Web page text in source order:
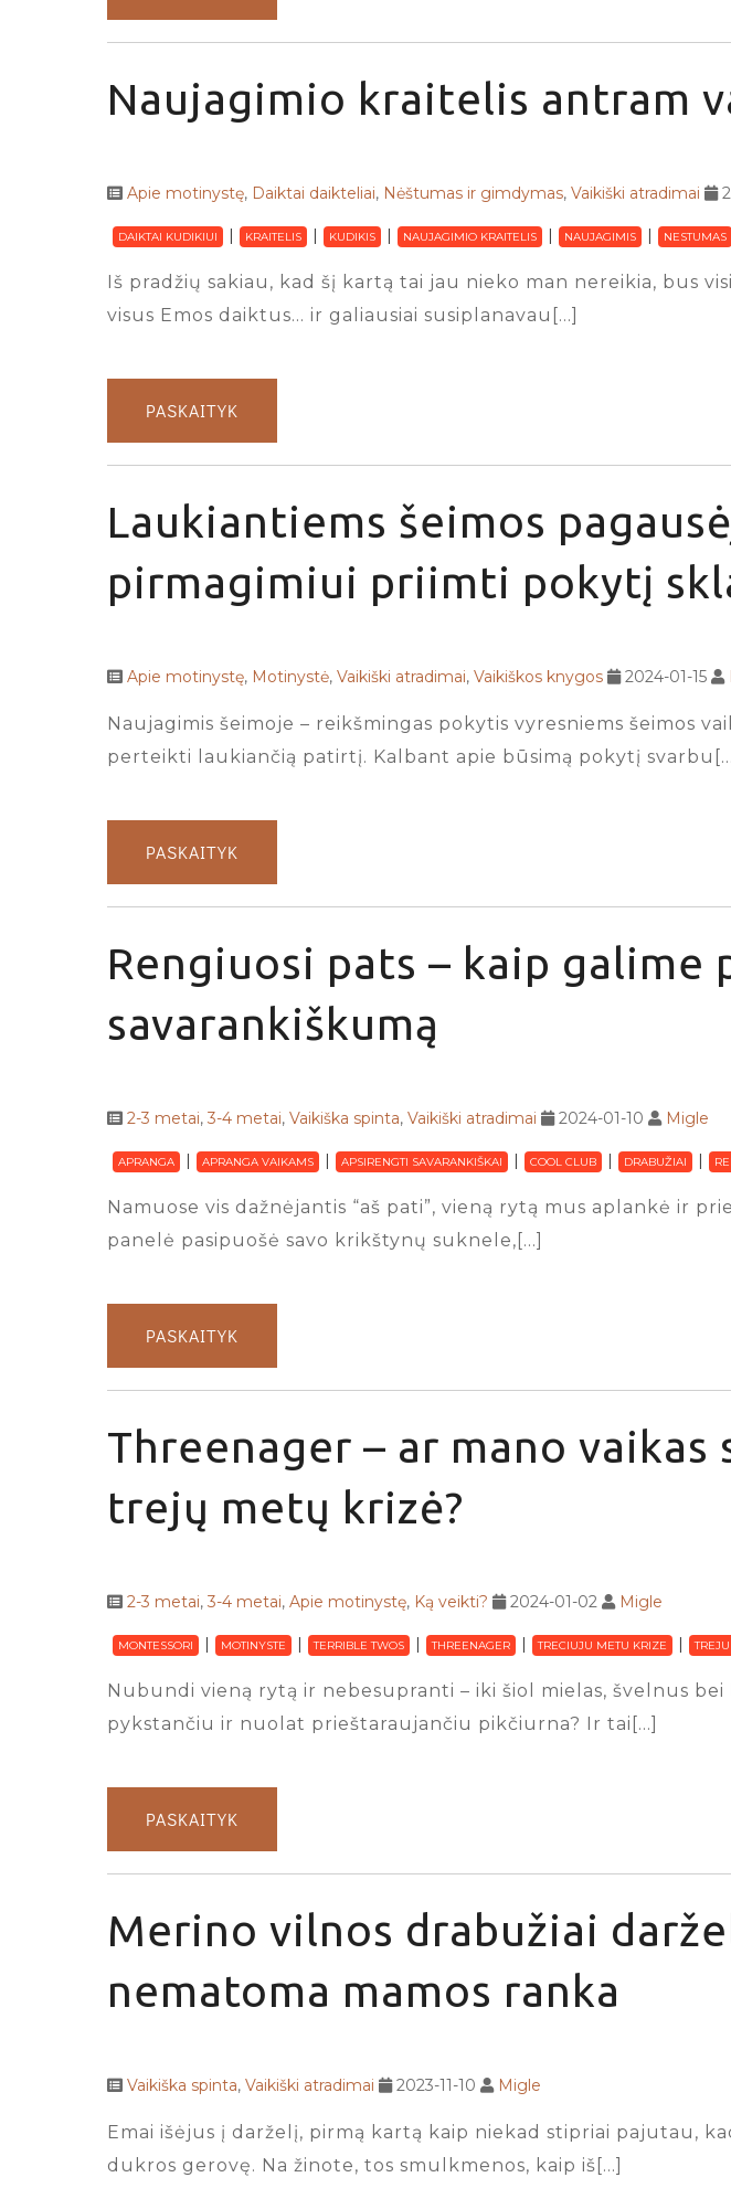
Naujagimio kraitelis antram
Apie motinystę, Daiktai daikteliai, Nėštumas ir gimdymas, Vaikiški atradimai
DAIKTAI KUDIKIUI KRAITELIS KUDIKIS NAUJAGIMIO KRAITELIS NAUJAGIMIS NESTUMAS
Iš pradžių sakiau, kad šį kartą tai jau nieko man nereikia, bus
visus Emos daiktus… ir galiausiai susiplanavau[…]
PASKAITYK
Laukiantiems šeimos
pirmagimiui priimti pokytį
Apie motinystę, Motinystė, Vaikiški atradimai, Vaikiškos knygos 2024-01-15
Naujagimis šeimoje – reikšmingas pokytis vyresniems šeimos
perteikti laukiančią patirtį. Kalbant apie būsimą pokytį
PASKAITYK
Rengiuosi pats – kaip galime
savarankiškumą
2-3 metai, 3-4 metai, Vaikiška spinta, Vaikiški atradimai 2024-01-10 Migle
APRANGA APRANGA VAIKAMS APSIRENGTI SAVARANKIŠKAI COOL CLUB DRABUŽIAI
Namuose vis dažnėjantis “aš pati”, vieną rytą mus aplankė ir
panelė pasipuošė savo krikštynų suknele,[…]
PASKAITYK
Threenager – ar mano vaikas
trejų metų krizė?
2-3 metai, 3-4 metai, Apie motinystę, Ką veikti? 2024-01-02 Migle
MONTESSORI MOTINYSTE TERRIBLE TWOS THREENAGER TRECIUJU METU KRIZE
Nubundi vieną rytą ir nebesupranti – iki šiol mielas, švelnus
pykstančiu ir nuolat prieštaraujančiu pikčiurna? Ir tai[…]
PASKAITYK
Merino vilnos drabužiai
nematoma mamos ranka
Vaikiška spinta, Vaikiški atradimai 2023-11-10 Migle
Emai išėjus į darželį, pirmą kartą kaip niekad stipriai pajutau,
dukros gerovę. Na žinote, tos smulkmenos, kaip iš[…]